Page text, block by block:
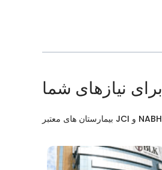
برای نیازهای شما